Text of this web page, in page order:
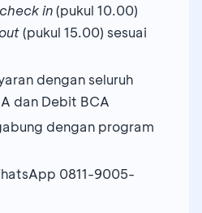
in(pukul 10.00)
(pukul 15.00) sesuai
dengan seluruh
dan Debit BCA
dengan program
0811-9005-